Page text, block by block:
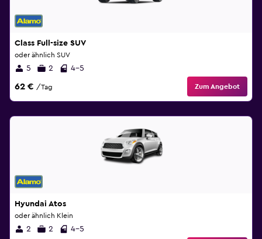
Class Full-size SUV
oder ähnlich SUV
5 2 4-5
62 € /Tag Zum Angebot
Hyundai Atos
oder ähnlich Klein
2 2 4-5